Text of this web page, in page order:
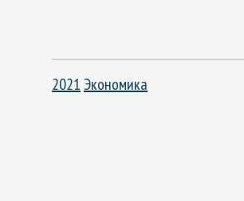
2021 Экономика